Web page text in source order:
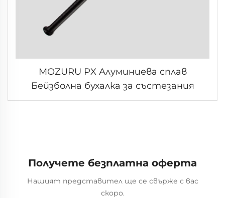
MOZURU PX Алуминиева сплав
Бейзболна бухалка за състезания
Получете безплатна оферта
Нашият представител ще се свърже с вас
скоро.